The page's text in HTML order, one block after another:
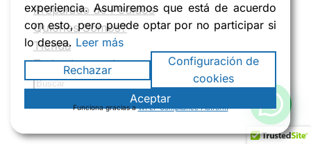
Preparado de Pedidos
Quiénes Somos?
Tienda
Todos los productos
experiencia. Asumiremos que está de acuerdo
con esto, pero puede optar por no participar si
lo desea. Leer más
Rechazar
Configuración de
cookies
Aceptar
Funciona gracias aWPLP Compliance Platform